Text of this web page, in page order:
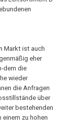
Markt ist auch
eher
dem die
wieder
die Anfragen
über
bestehenden
zu hohen